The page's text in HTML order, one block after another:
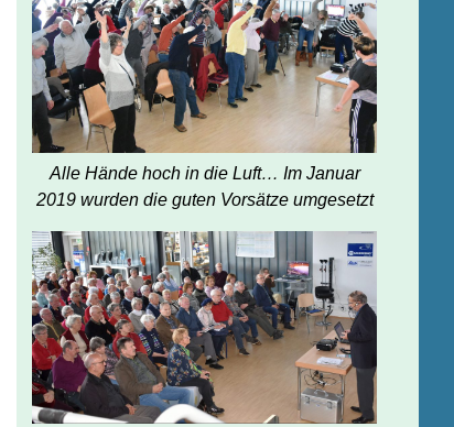
Alle Hände hoch in die Luft… Im Januar
2019 wurden die guten Vorsätze umgesetzt